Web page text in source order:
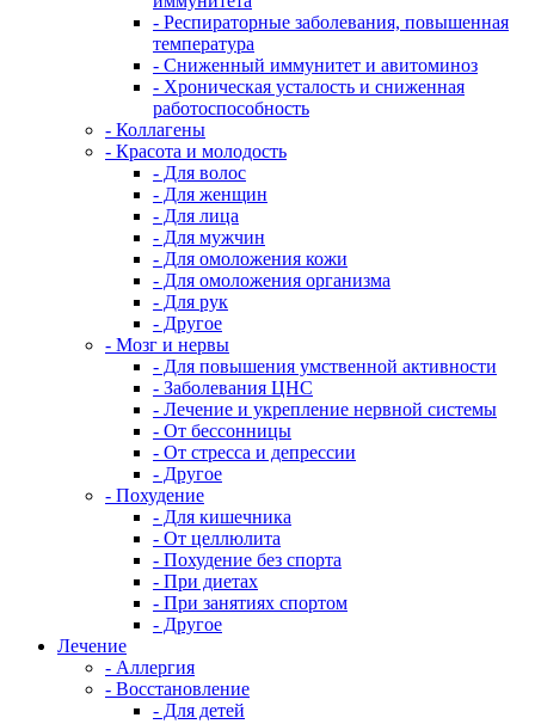
- Респираторные заболевания, повышенная
температура
- Сниженный иммунитет и авитоминоз
- Хроническая усталость и сниженная
работоспособность
- Коллагены
- Красота и молодость
- Для волос
- Для женщин
- Для лица
- Для мужчин
- Для омоложения кожи
- Для омоложения организма
- Для рук
- Другое
- Мозг и нервы
- Для повышения умственной активности
- Заболевания ЦНС
- Лечение и укрепление нервной системы
- От бессонницы
- От стресса и депрессии
- Другое
- Похудение
- Для кишечника
- От целлюлита
- Похудение без спорта
- При диетах
- При занятиях спортом
- Другое
Лечение
- Аллергия
- Восстановление
- Для детей